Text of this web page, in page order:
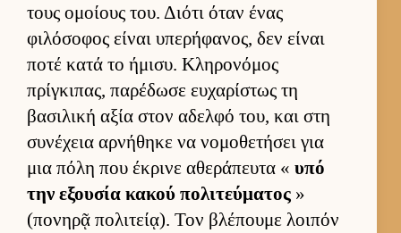
τους ομοί­ους του. Διότι όταν ένας
φιλόσοφος εί­ναι υπερήφανος, δεν εί­ναι
ποτέ κατά το ήμισυ. Κληρονόμος
πρίγκιπας, παρέδωσε ευ­χαρίστως τη
βασιλική αξία στον αδελφό του, και στη
συνέχεια αρ­νήθηκε να νομοθετήσει για
μια πόλη που έκρινε αθεράπευτα « υπό
την εξου­σία κακού πολιτεύ­ματος »
(πονηρᾷ πολιτεί­ᾳ). Τον βλέπουμε λοι­πόν